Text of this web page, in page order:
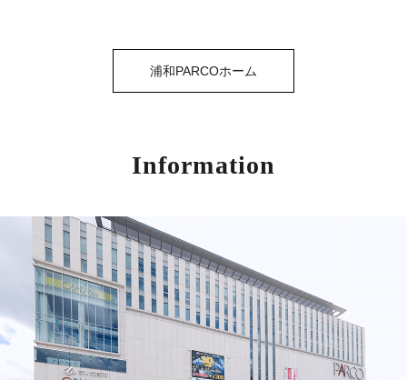
浦和PARCOホーム
Information